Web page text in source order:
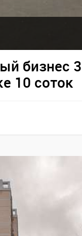
бизнес
10 соток